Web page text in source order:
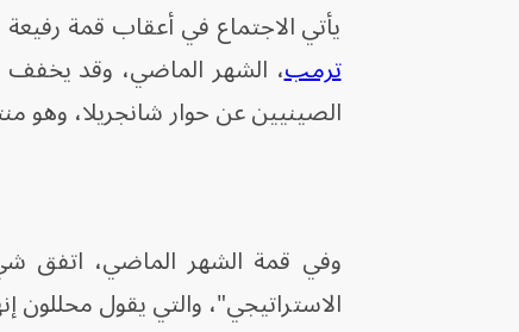
يأتي الاجتماع في أعقاب قمة
ترمب، الشهر الماضي، وقد يخفف
الصينيين عن حوار شانجريلا، وهو
وفي قمة الشهر الماضي، اتفق
الاستراتيجي"، والتي يقول محللون